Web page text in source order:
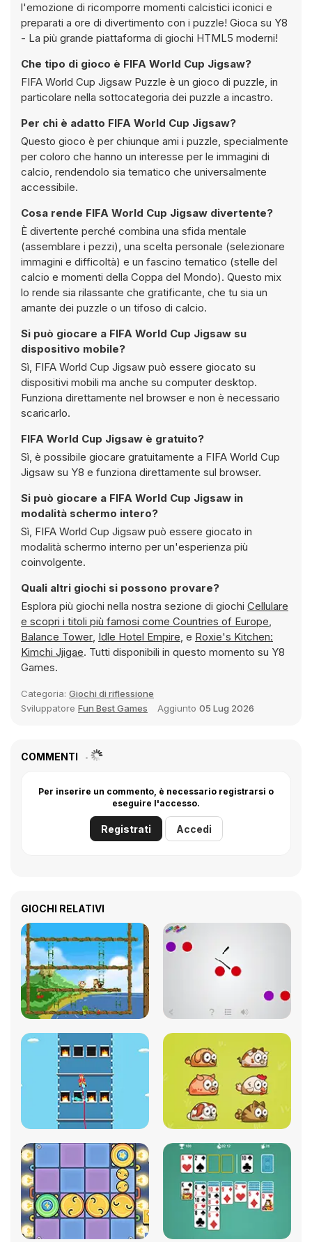
l'emozione di ricomporre momenti calcistici iconici e
preparati a ore di divertimento con i puzzle! Gioca su Y8
- La più grande piattaforma di giochi HTML5 moderni!
Che tipo di gioco è FIFA World Cup Jigsaw?
FIFA World Cup Jigsaw Puzzle è un gioco di puzzle, in
particolare nella sottocategoria dei puzzle a incastro.
Per chi è adatto FIFA World Cup Jigsaw?
Questo gioco è per chiunque ami i puzzle, specialmente
per coloro che hanno un interesse per le immagini di
calcio, rendendolo sia tematico che universalmente
accessibile.
Cosa rende FIFA World Cup Jigsaw divertente?
È divertente perché combina una sfida mentale
(assemblare i pezzi), una scelta personale (selezionare
immagini e difficoltà) e un fascino tematico (stelle del
calcio e momenti della Coppa del Mondo). Questo mix
lo rende sia rilassante che gratificante, che tu sia un
amante dei puzzle o un tifoso di calcio.
Si può giocare a FIFA World Cup Jigsaw su
dispositivo mobile?
Sì, FIFA World Cup Jigsaw può essere giocato su
dispositivi mobili ma anche su computer desktop.
Funziona direttamente nel browser e non è necessario
scaricarlo.
FIFA World Cup Jigsaw è gratuito?
Sì, è possibile giocare gratuitamente a FIFA World Cup
Jigsaw su Y8 e funziona direttamente sul browser.
Si può giocare a FIFA World Cup Jigsaw in
modalità schermo intero?
Sì, FIFA World Cup Jigsaw può essere giocato in
modalità schermo interno per un'esperienza più
coinvolgente.
Quali altri giochi si possono provare?
Esplora più giochi nella nostra sezione di giochi Cellulare
e scopri i titoli più famosi come Countries of Europe,
Balance Tower, Idle Hotel Empire, e Roxie's Kitchen:
Kimchi Jjigae. Tutti disponibili in questo momento su Y8
Games.
Categoria: Giochi di riflessione
Sviluppatore Fun Best Games Aggiunto 05 Lug 2026
COMMENTI
Per inserire un commento, è necessario registrarsi o
eseguire l'accesso.
Registrati Accedi
GIOCHI RELATIVI